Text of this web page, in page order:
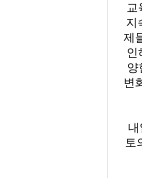
교
지
제
인
양
변
토